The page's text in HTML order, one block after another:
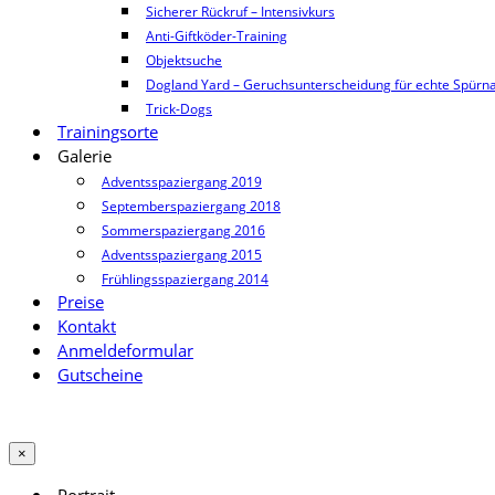
Sicherer Rückruf – Intensivkurs
Anti-Giftköder-Training
Objektsuche
Dogland Yard – Geruchsunterscheidung für echte
Trick-Dogs
Trainingsorte
Galerie
Adventsspaziergang 2019
Septemberspaziergang 2018
Sommerspaziergang 2016
Adventsspaziergang 2015
Frühlingsspaziergang 2014
Preise
Kontakt
Anmeldeformular
Gutscheine
×